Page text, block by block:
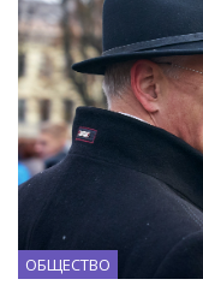
ОБЩЕСТВО